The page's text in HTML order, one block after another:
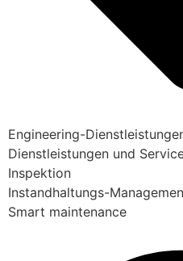
Engineering-
Dienstleistungen und
Inspektion
Instandhaltungs-
Smart maintenance